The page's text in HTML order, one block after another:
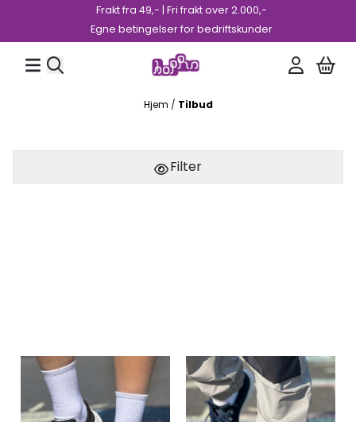
Frakt fra 49,- | Fri frakt over 2.000,-
Egne betingelser for bedriftskunder
Hjem / Tilbud
Filter